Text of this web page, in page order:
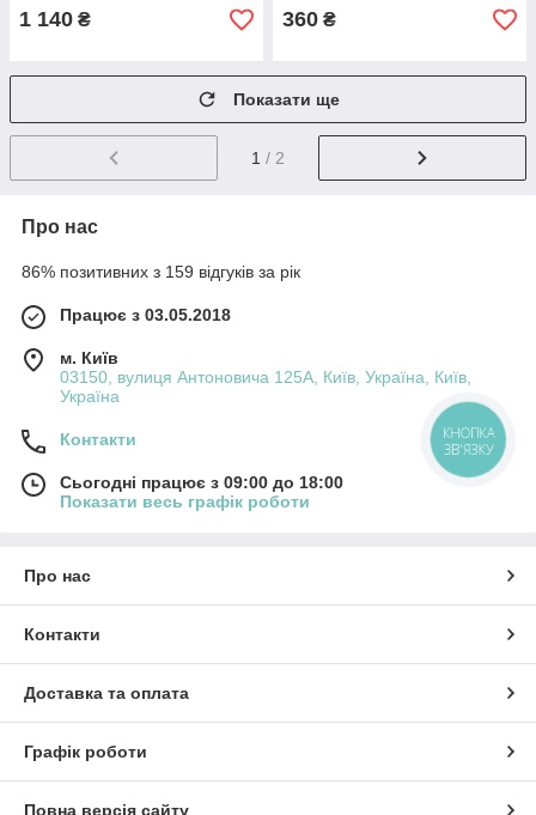
1 140 ₴ 360 ₴
Показати ще
1 / 2
Про нас
86% позитивних з 159 відгуків за рік
Працює з 03.05.2018
м. Київ
03150, вулиця Антоновича 125А, Київ, Україна, Київ,
Україна
Контакти
Сьогодні працює з 09:00 до 18:00
Показати весь графік роботи
Про нас
Контакти
Доставка та оплата
Графік роботи
Повна версія сайту
КНОПКА
ЗВ'ЯЗКУ